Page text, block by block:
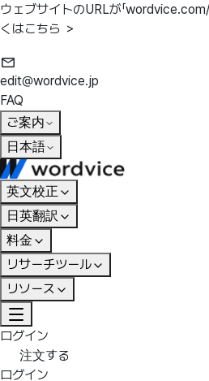
ウェブサイトのURLが「wordvice.com/
くはこちら ＞
edit@wordvice.jp
FAQ
ご案内
日本語
英文校正
日英翻訳
料金
リサーチツール
リソース
ログイン
注文する
ログイン